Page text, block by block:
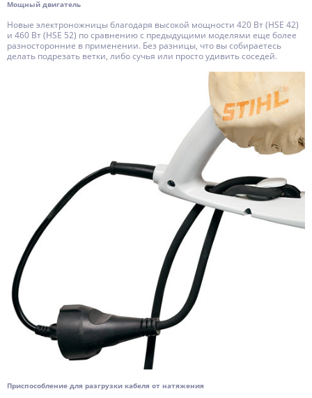
Мощный двигатель
Новые электроножницы благодаря высокой мощности 420 Вт (HSE 42)
и 460 Вт (HSE 52) по сравнению с предыдущими моделями еще более
разносторонние в применении. Без разницы, что вы собираетесь
делать подрезать ветки, либо сучья или просто удивить соседей.
Приспособление для разгрузки кабеля от натяжения